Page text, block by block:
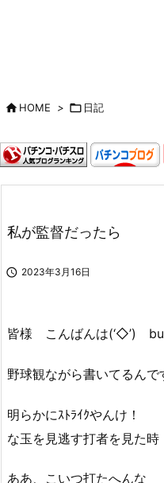
HOME >  日記
私が監督だったら
 2023年3月16日
皆様 こんばんは(‘◇’)ゞ
野球観ながら書いてるんで
明らかにｽﾄﾗｲｸやんけ！
な玉を見逃す打者を見た時
ああ、こいつ打たへんな